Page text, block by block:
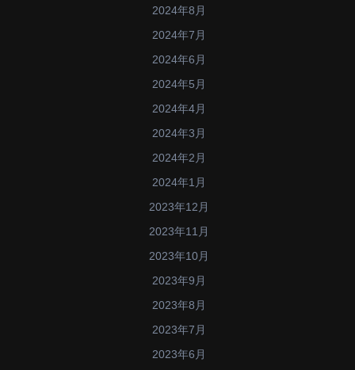
2024年8月
2024年7月
2024年6月
2024年5月
2024年4月
2024年3月
2024年2月
2024年1月
2023年12月
2023年11月
2023年10月
2023年9月
2023年8月
2023年7月
2023年6月